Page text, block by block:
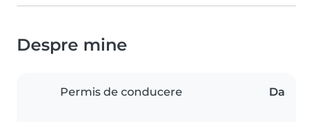
Despre mine
Permis de conducere Da